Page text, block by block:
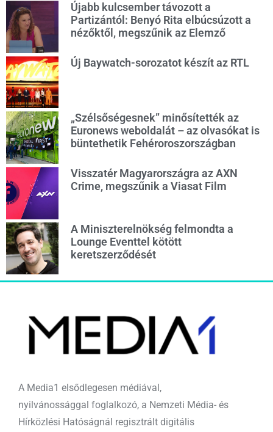
Újabb kulcsember távozott a
Partizántól: Benyó Rita elbúcsúzott a
nézőktől, megszűnik az Elemző
Új Baywatch-sorozatot készít az RTL
„Szélsőségesnek” minősítették az
Euronews weboldalát – az olvasókat is
büntethetik Fehéroroszországban
Visszatér Magyarországra az AXN
Crime, megszűnik a Viasat Film
A Miniszterelnökség felmondta a
Lounge Eventtel kötött
keretszerződését
A Media1 elsődlegesen médiával,
nyilvánossággal foglalkozó, a Nemzeti Média- és
Hírközlési Hatóságnál regisztrált digitális